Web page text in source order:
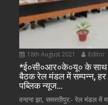
18th August 2021 Editor
*ई०सी०आर०के०यू० के साथ
बैठक रेल मंडल में सम्पन्न,
पब्लिक न्यूज…
वन्दना झा, समस्तीपुर:- रेल मंडल में